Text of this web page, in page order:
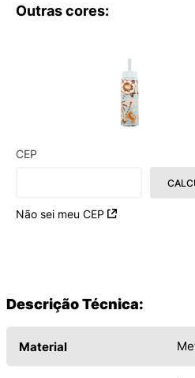
Outras cores:
CEP
Não sei meu CEP
Descrição Técnica:
Material